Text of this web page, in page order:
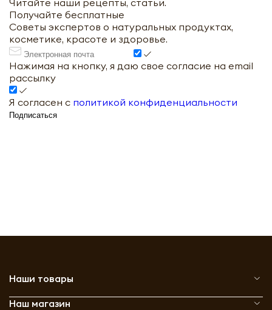
Читайте наши рецепты, статьи.
Получайте бесплатные
Советы экспертов о натуральных продуктах,
косметике, красоте и здоровье.
Нажимая на кнопку, я даю свое согласие на email
рассылку
Я согласен с политикой конфиденциальности
Подписаться
Наши товары
Наш магазин